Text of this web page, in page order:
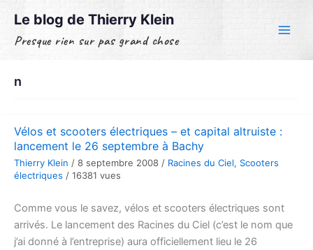
contenu
Le blog de Thierry Klein
Presque rien sur pas grand chose
n
Vélos et scooters électriques – et capital altruiste :
lancement le 26 septembre à Bachy
Thierry Klein / 8 septembre 2008 / Racines du Ciel, Scooters
électriques / 16381 vues
Comme vous le savez, vélos et scooters électriques sont
arrivés. Le lancement des Racines du Ciel (c’est le nom que
j’ai donné à l’entreprise) aura officiellement lieu le 26